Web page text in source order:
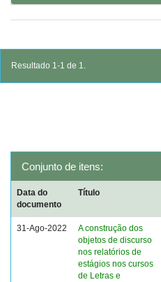
Resultado 1-1 de 1.
Conjunto de itens:
Data do
documento
Título
31-Ago-2022
A construção dos
objetos de discurso
nos relatórios de
estágios nos cursos
de Letras e